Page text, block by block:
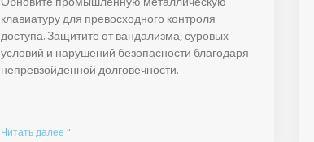
клавиатуру для превосходного контроля
доступа. Защитите от вандализма, суровых
условий и нарушений безопасности благодаря
непревзойденной долговечности.
Читать далее "